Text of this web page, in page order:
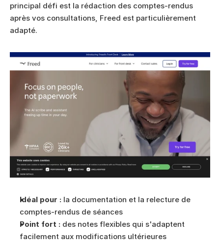
principal défi est la rédaction des comptes-rendus
après vos consultations, Freed est particulièrement
adapté.
Idéal pour : la documentation et la relecture de
comptes-rendus de séances
Point fort : des notes flexibles qui s'adaptent
facilement aux modifications ultérieures